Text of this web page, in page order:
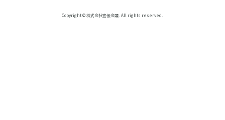
Copyright © 株式会社宣伝会議. All rights reserved.